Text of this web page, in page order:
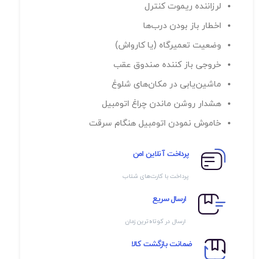
لرزاننده ریموت کنترل
اخطار باز بودن درب‌ها
وضعیت تعمیرگاه (یا کارواش)
خروجی باز کننده صندوق عقب
ماشین‌یابی در مکان‌های شلوغ
هشدار روشن ماندن چراغ اتومبیل
خاموش نمودن اتومبیل هنگام سرقت
پرداخت آنلاین امن
پرداخت با کارت‌های شتاب
ارسال سریع
ارسال در کوتاه‌ترین زمان
ضمانت بازگشت کالا